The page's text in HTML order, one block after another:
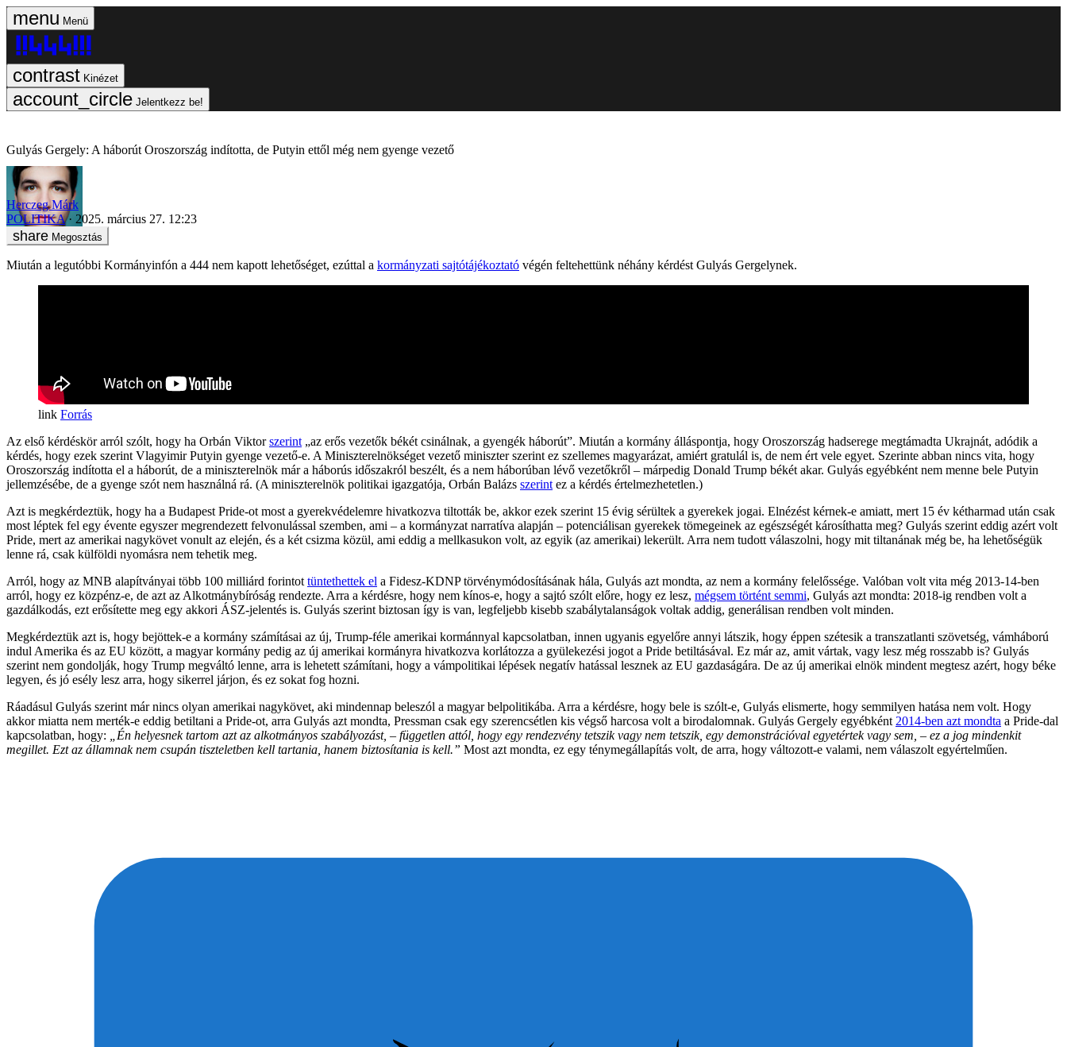
Menü
Kinézet
Jelentkezz be!
Gulyás Gergely: A háborút Oroszország indította, de Putyin ettől még nem gyenge vezető
Herczeg Márk
POLITIKA
2025. március 27. 12:23
Megosztás
Miután a legutóbbi Kormányinfón a 444 nem kapott lehetőséget, ezúttal a kormányzati sajtótájékoztató végén feltehettünk néhány kérdést Gulyás Gergelynek.
Forrás
Az első kérdéskör arról szólt, hogy ha Orbán Viktorszerint „az erős vezetők békét csinálnak, a gyengék háborút”. Miután a kormány álláspontja, hogy Oroszország hadserege megtámadta Ukrajnát, adódik a
kérdés, hogy ezek szerint Vlagyimir Putyin gyenge vezető-e. A Miniszterelnökséget vezető miniszter szerint ez szellemes magyarázat, amiért gratulál is, de nem ért vele egyet. Szerinte abban nincs vita, hogy
Oroszország indította el a háborút, de a miniszterelnök már a háborús időszakról beszélt, és a nem háborúban lévő vezetőkről – márpedig Donald Trump békét akar. Gulyás egyébként nem menne bele Putyin
jellemzésébe, de a gyenge szót nem használná rá. (A miniszterelnök politikai igazgatója, Orbán Balázs szerint ez a kérdés értelmezhetetlen.)
Azt is megkérdeztük, hogy ha a Budapest Pride-ot most a gyerekvédelemre hivatkozva tiltották be, akkor ezek szerint 15 évig sérültek a gyerekek jogai. Elnézést kérnek-e amiatt, mert 15 év kétharmad után csak
most léptek fel egy évente egyszer megrendezett felvonulással szemben, ami – a kormányzat narratíva alapján – potenciálisan gyerekek tömegeinek az egészségét károsíthatta meg? Gulyás szerint eddig azért volt
Pride, mert az amerikai nagykövet vonult az elején, és a két csizma közül, ami eddig a mellkasukon volt, az egyik (az amerikai) lekerült. Arra nem tudott válaszolni, hogy mit tiltanának még be, ha lehetőségük
lenne rá, csak külföldi nyomásra nem tehetik meg.
Arról, hogy az MNB alapítványai több 100 milliárd forintot tüntethettek el a Fidesz-KDNP törvénymódosításának hála, Gulyás azt mondta, az nem a kormány felelőssége. Valóban volt vita még 2013-14-ben
arról, hogy ez közpénz-e, de azt az Alkotmánybíróság rendezte. Arra a kérdésre, hogy nem kínos-e, hogy a sajtó szólt előre, hogy ez lesz, mégsem történt semmi, Gulyás azt mondta: 2018-ig rendben volt a
gazdálkodás, ezt erősítette meg egy akkori ÁSZ-jelentés is. Gulyás szerint biztosan így is van, legfeljebb kisebb szabálytalanságok voltak addig, generálisan rendben volt minden.
Megkérdeztük azt is, hogy bejöttek-e a kormány számításai az új, Trump-féle amerikai kormánnyal kapcsolatban, innen ugyanis egyelőre annyi látszik, hogy éppen szétesik a transzatlanti szövetség, vámháború
indul Amerika és az EU között, a magyar kormány pedig az új amerikai kormányra hivatkozva korlátozza a gyülekezési jogot a Pride betiltásával. Ez már az, amit vártak, vagy lesz még rosszabb is? Gulyás
szerint nem gondolják, hogy Trump megváltó lenne, arra is lehetett számítani, hogy a vámpolitikai lépések negatív hatással lesznek az EU gazdaságára. De az új amerikai elnök mindent megtesz azért, hogy béke
legyen, és jó esély lesz arra, hogy sikerrel járjon, és ez sokat fog hozni.
Ráadásul Gulyás szerint már nincs olyan amerikai nagykövet, aki mindennap beleszól a magyar belpolitikába. Arra a kérdésre, hogy bele is szólt-e, Gulyás elismerte, hogy semmilyen hatása nem volt. Hogy
akkor miatta nem merték-e eddig betiltani a Pride-ot, arra Gulyás azt mondta, Pressman csak egy szerencsétlen kis végső harcosa volt a birodalomnak. Gulyás Gergely egyébként 2014-ben azt mondta a Pride-dal
kapcsolatban, hogy:
„Én helyesnek tartom azt az alkotmányos szabályozást, – független attól, hogy egy rendezvény tetszik vagy nem tetszik, egy demonstrációval egyetértek vagy sem, – ez a jog mindenkit
megillet. Ezt az államnak nem csupán tiszteletben kell tartania, hanem biztosítania is kell.” Most azt mondta, ez egy ténymegállapítás volt, de arra, hogy változott-e valami, nem válaszolt egyértelműen.